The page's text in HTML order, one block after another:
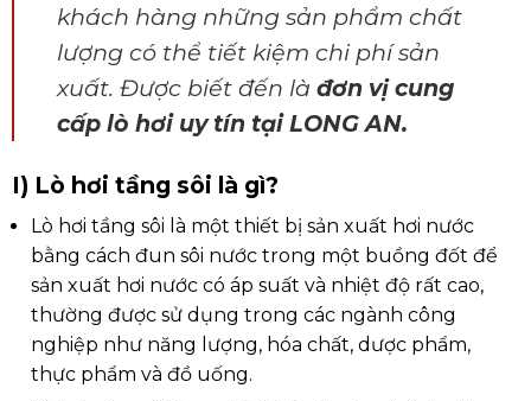
khách hàng những sản phẩm chất
lượng có thể tiết kiệm chi phí sản
xuất. Được biết đến là đơn vị cung
cấp lò hơi uy tín tại LONG AN.
I) Lò hơi tầng sôi là gì?
Lò hơi tầng sôi là một thiết bị sản xuất hơi nước
bằng cách đun sôi nước trong một buồng đốt để
sản xuất hơi nước có áp suất và nhiệt độ rất cao,
thường được sử dụng trong các ngành công
nghiệp như năng lượng, hóa chất, dược phẩm,
thực phẩm và đồ uống.